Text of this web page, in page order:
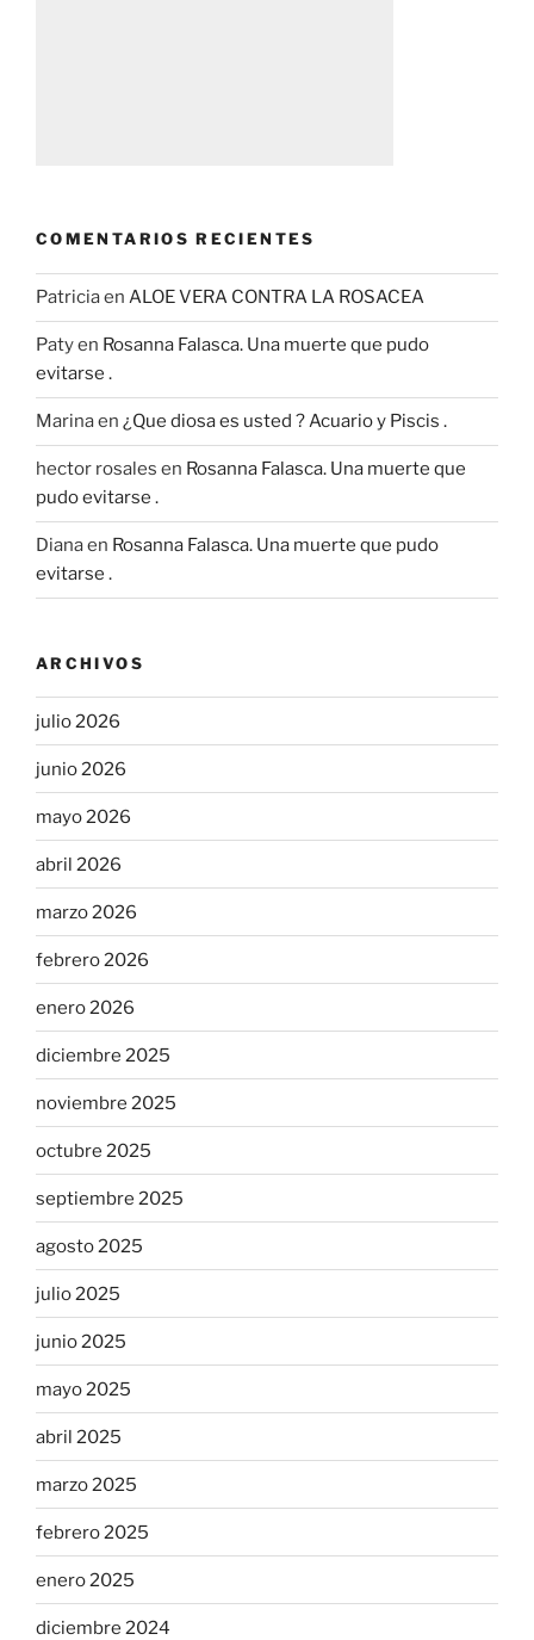
COMENTARIOS RECIENTES
Patriciaen ALOE VERA CONTRA LA ROSACEA
Patyen Rosanna Falasca. Una muerte que pudo
evitarse .
Marinaen ¿Que diosa es usted ? Acuario y Piscis .
hector rosales en Rosanna Falasca. Una muerte que
pudo evitarse .
Dianaen Rosanna Falasca. Una muerte que pudo
evitarse .
ARCHIVOS
julio 2026
junio 2026
mayo 2026
abril 2026
marzo 2026
febrero 2026
enero 2026
diciembre 2025
noviembre 2025
octubre 2025
septiembre 2025
agosto 2025
julio 2025
junio 2025
mayo 2025
abril 2025
marzo 2025
febrero 2025
enero 2025
diciembre 2024